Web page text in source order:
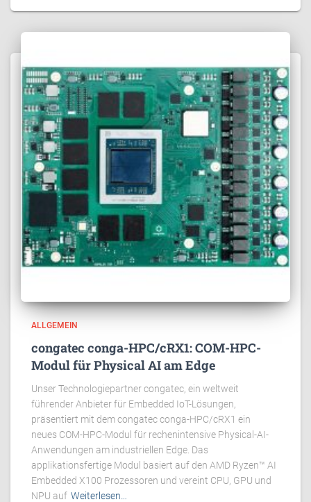
ALLGEMEIN
congatec conga-HPC/cRX1: COM-HPC-
Modul für Physical AI am Edge
Unser Technologiepartner congatec, ein weltweit
führender Anbieter für Embedded IoT-Lösungen,
präsentiert mit dem congatec conga-HPC/cRX1 ein
neues COM-HPC-Modul für rechenintensive Physical-AI-
Anwendungen am industriellen Edge. Das
applikationsfertige Modul basiert auf den AMD Ryzen™ AI
Embedded X100 Prozessoren und vereint CPU, GPU und
NPU auf Weiterlesen…